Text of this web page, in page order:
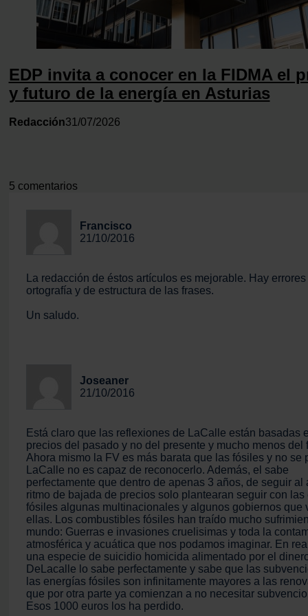
EDP invita a conocer en la FIDMA el
y futuro de la energía en Asturias
Redacción31/07/2026
5 comentarios
Francisco
21/10/2016
La redacción de éstos artículos es mejorable. Hay errores
ortografía y de estructura de las frases.
Un saludo.
Joseaner
21/10/2016
Está claro que las reflexiones de LaCalle están basadas
precios del pasado y no del presente y mucho menos del
Ahora mismo la FV es más barata que las fósiles y no se
LaCalle no es capaz de reconocerlo. Además, el sabe
perfectamente que dentro de apenas 3 años, de seguir al
ritmo de bajada de precios solo plantearan seguir con las
fósiles algunas multinacionales y algunos gobiernos que
ellas. Los combustibles fósiles han traído mucho
mundo: Guerras e invasiones cruelisimas y toda la
atmosférica y acuática que nos podamos imaginar. En
una especie de suicidio homicida alimentado por el
DeLacalle lo sabe perfectamente y sabe que las
las energías fósiles son infinitamente mayores a las
que por otra parte ya comienzan a no necesitar
Esos 1000 euros los ha perdido.